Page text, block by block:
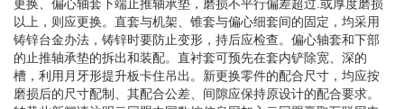
更换、偏心轴套下端止推轴承垫，磨损不平行偏差超过.或厚度磨损
以上，则应更换。直套与机架、锥套与偏心细套间的固定，均采用
铸锌台金办法，铸锌时要防止变形，持后应检查。偏心轴套和下部
的止推轴承垫的拆出和装配。直衬套可预先在套内铲除宽、深的
槽，利用月牙形提升板卡住吊出。新更换零件的配合尺寸，均应按
磨损后的尺寸配制、其配合公差、间隙应保持原设计的配合要求。